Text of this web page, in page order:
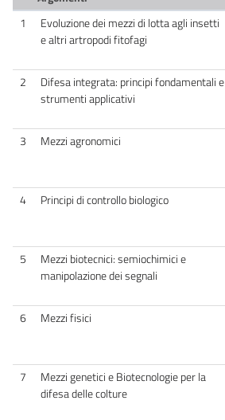
1
Evoluzione dei mezzi di lotta agli insetti
e altri artropodi fitofagi
2
Difesa integrata: principi fondamentali e
strumenti applicativi
3
Mezzi agronomici
4
Principi di controllo biologico
5
Mezzi biotecnici: semiochimici e
manipolazione dei segnali
6
Mezzi fisici
7
Mezzi genetici e Biotecnologie per la
difesa delle colture